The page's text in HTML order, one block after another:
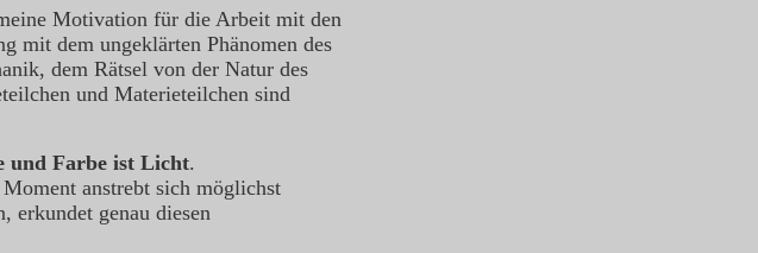
Motivation für die Arbeit mit den
mit dem ungeklärten Phänomen des
dem Rätsel von der Natur des
und Materieteilchen sind
und Farbe ist Licht.
anstrebt sich möglichst
erkundet genau diesen